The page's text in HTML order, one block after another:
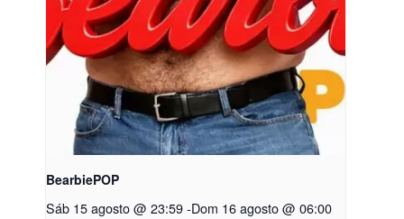
BearbiePOP
Sáb 15 agosto @ 23:59-Dom 16 agosto @ 06:00